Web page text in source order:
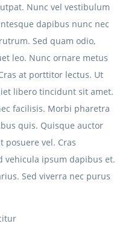
Nunc vel vestibulum
dapibus nunc nec
Sed quam odio,
leo. Nunc ornare metus
at porttitor lectus. Ut
libero tincidunt sit amet.
facilisis. Morbi pharetra
quis. Quisque auctor
posuere vel. Cras
ipsum dapibus et.
Sed viverra nec purus